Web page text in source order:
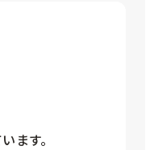
ます。